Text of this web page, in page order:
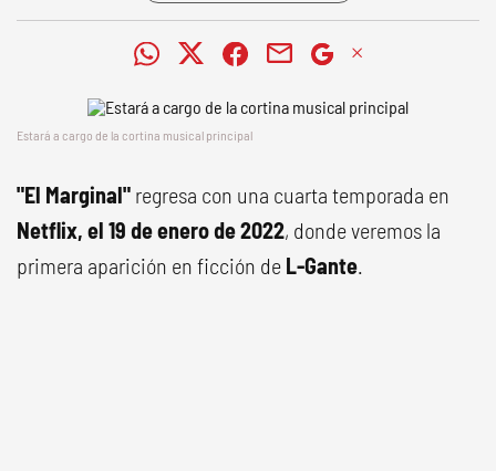
Estará a cargo de la cortina musical principal
"El Marginal" regresa con una cuarta temporada en
Netflix, el 19 de enero de 2022, donde veremos la
primera aparición en ficción de L-Gante.